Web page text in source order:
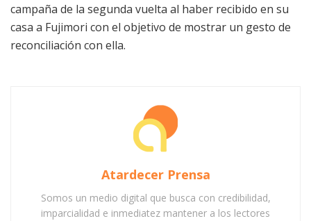
campaña de la segunda vuelta al haber recibido en su
casa a Fujimori con el objetivo de mostrar un gesto de
reconciliación con ella.
Atardecer Prensa
Somos un medio digital que busca con credibilidad,
imparcialidad e inmediatez mantener a los lectores